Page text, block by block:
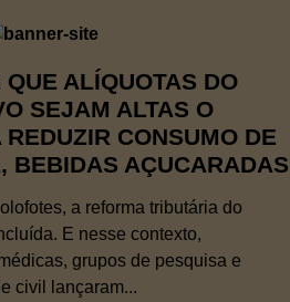
ALÍQUOTAS DO
SEJAM ALTAS O
CONSUMO DE
BEBIDAS AÇUCARADAS
a reforma tributária do
E nesse contexto,
grupos de pesquisa e
civil lançaram...